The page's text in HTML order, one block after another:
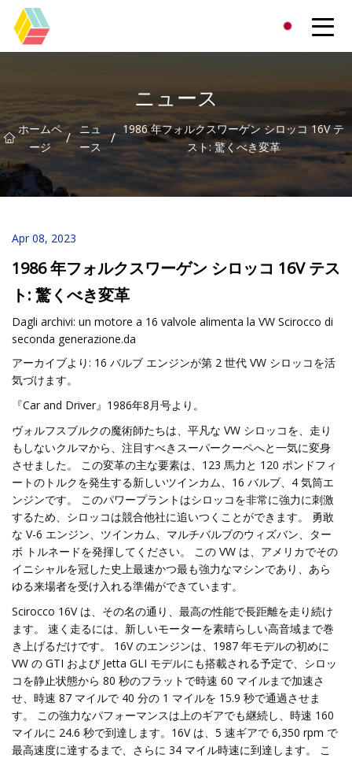
ニュース
ホームペ
ージ
/
ニュ
ース
/ 1986 年フォルクスワーゲン シロッコ 16V テ
スト: 驚くべき変革
Apr 08, 2023
1986 年フォルクスワーゲン シロッコ 16V テス
ト: 驚くべき変革
Dagli archivi: un motore a 16 valvole alimenta la VW Scirocco di
seconda generazione.da
アーカイブより: 16 バルブ エンジンが第 2 世代 VW シロッコを活
気づけます。
『Car and Driver』1986年8月号より。
ヴォルフスブルクの魔術師たちは、平凡な VW シロッコを、走り
もしないクルマから、注目すべきスーパークーペへと一気に変身
させました。 この変革の主な要素は、123 馬力と 120 ポンドフィ
ートのトルクを発生する新しいツインカム、16 バルブ、4 気筒エ
ンジンです。 このパワープラントはシロッコを非常に強力に刺激
するため、シロッコは競合他社に追いつくことができます。 勇敢
な V-6 エンジン、ツインカム、マルチバルブのウィズバン、ター
ボ トルネードを発揮してください。 この VW は、アメリカでその
イニシャルを冠した史上最速かつ最も強力なマシンであり、あら
ゆる来場者を受け入れる準備ができています。
Scirocco 16V は、その名の通り、最高の性能で長距離を走り続け
ます。 速く走るには、新しいモーターを素晴らしい高音域まで巻
き上げるだけです。 16V のエンジンは、1987 年モデルの初めに
VW の GTI および Jetta GLI モデルにも搭載される予定で、シロッ
コを静止状態から 80 秒のフラットで時速 60 マイルまで加速さ
せ、時速 87 マイルで 40 分の 1 マイルを 15.9 秒で通過させま
す。 この強力なパフォーマンスは上のギアでも継続し、時速 160
マイルに 24.6 秒で到達します。16V は、5 速ギアで 6,350 rpm で
最高速度に達するまで、さらに 34 マイル時速に到達します。 こ